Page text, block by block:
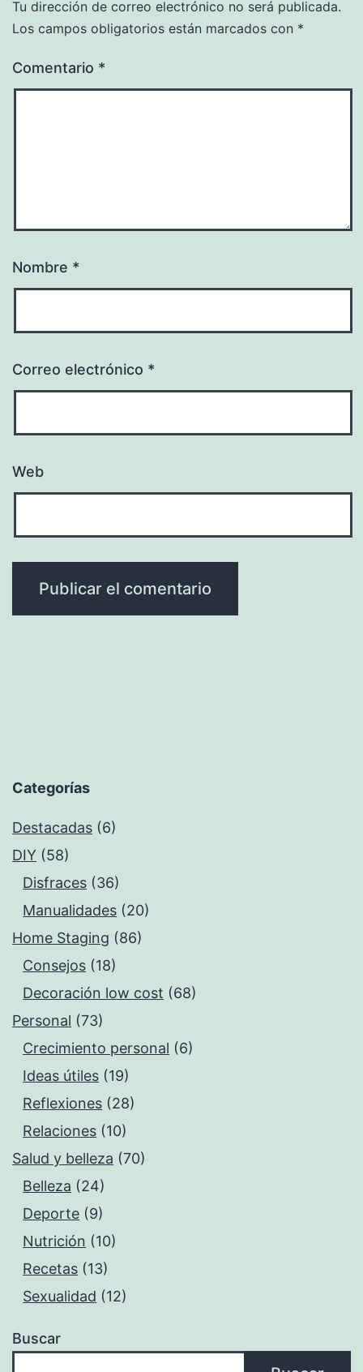
Tu dirección de correo electrónico no será publicada.
Los campos obligatorios están marcados con *
Comentario *
Nombre *
Correo electrónico *
Web
Categorías
Destacadas (6)
DIY (58)
Disfraces (36)
Manualidades (20)
Home Staging (86)
Consejos (18)
Decoración low cost (68)
Personal (73)
Crecimiento personal (6)
Ideas útiles (19)
Reflexiones (28)
Relaciones (10)
Salud y belleza (70)
Belleza (24)
Deporte (9)
Nutrición (10)
Recetas (13)
Sexualidad (12)
Buscar